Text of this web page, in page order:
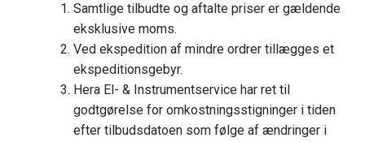
Samtlige tilbudte og aftalte priser er gældende
eksklusive moms.
Ved ekspedition af mindre ordrer tillægges et
ekspeditionsgebyr.
Hera El- & Instrumentservice har ret til
godtgørelse for omkostningsstigninger i tiden
efter tilbudsdatoen som følge af ændringer i